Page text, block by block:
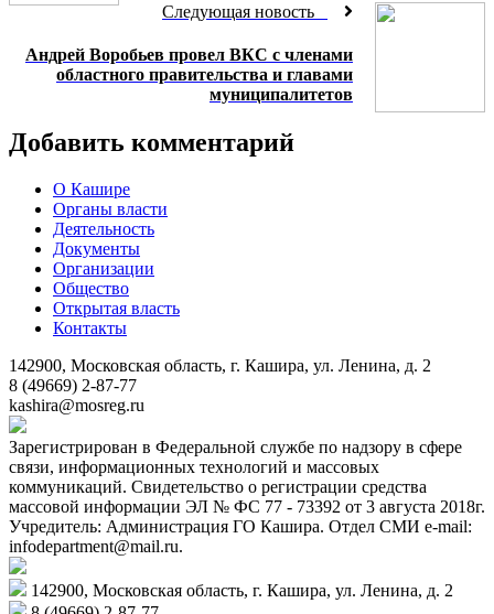
Следующая новость
Андрей Воробьев провел ВКС с членами
областного правительства и главами
муниципалитетов
Добавить комментарий
О Кашире
Органы власти
Деятельность
Документы
Организации
Общество
Открытая власть
Контакты
142900, Московская область, г. Кашира, ул. Ленина, д. 2
8 (49669) 2-87-77
kashira@mosreg.ru
Зарегистрирован в Федеральной службе по надзору в сфере
связи, информационных технологий и массовых
коммуникаций. Свидетельство о регистрации средства
массовой информации ЭЛ № ФС 77 - 73392 от 3 августа 2018г.
Учредитель: Администрация ГО Кашира. Отдел СМИ e-mail:
infodepartment@mail.ru.
142900, Московская область, г. Кашира, ул. Ленина, д. 2